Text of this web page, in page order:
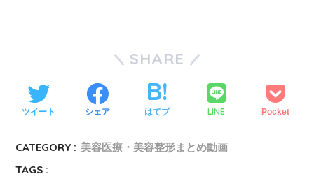
SHARE
ツイート シェア はてブ LINE Pocket
CATEGORY : 美容医療・美容整形まとめ動画
TAGS :